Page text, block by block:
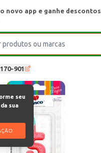
novo app e ganhe descontos
901
seu
sua